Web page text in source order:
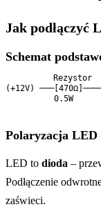
Jak podłączyć
Schemat
Rezystor
(+12V)
0.5W
Polaryzacja LED
LED to dioda –
Podłączenie
zaświeci.